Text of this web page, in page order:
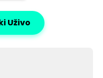
Uživo